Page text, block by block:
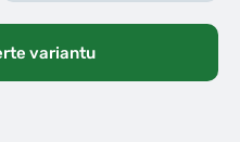
variantu